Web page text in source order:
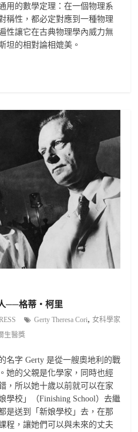
用的數學定理：在一個物理系
稱性，都必定對應到一種物理
性讓它在古典物理學內威力無
坦的相對論相媲美。
人──格蒂‧柯里
Gerty Theresa Cori,女科學家
生醫獎
名字 Gerty 是從一艘奧地利的戰
她的父親是化學家，同時也經
，所以她十歲以前就可以在家
學校」（Finishing School）去繼
是送到「新娘學校」去，在那
程，讓她們可以與未來的丈夫